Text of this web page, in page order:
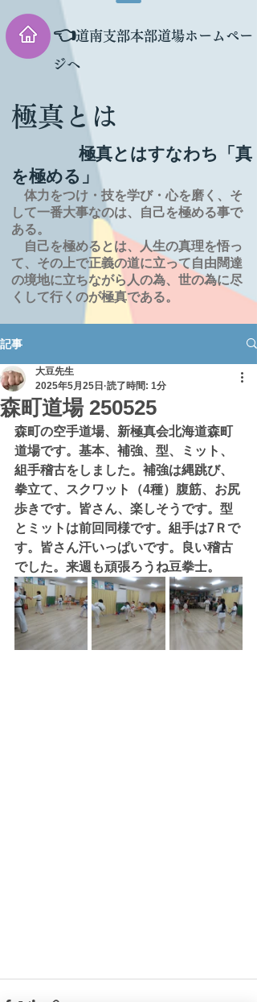
👈道南支部本部道場ホームペー
ジへ
極真とは
極真とはすなわち「真
を極める」
体力をつけ・技を学び・心を磨く、そ
して一番大事なのは、自己を極める事で
ある。
自己を極めるとは、人生の真理を悟っ
て、その上で正義の道に立って自由闊達
の境地に立ちながら人の為、世の為に尽
くして行くのが極真である。
記事
森町道場 250525
大豆先生
2025年5月25日 読了時間: 1分
森町の空手道場、新極真会北海道森町
道場です。基本、補強、型、ミット、
組手稽古をしました。補強は縄跳び、
拳立て、スクワット（4種）腹筋、お尻
歩きです。皆さん、楽しそうです。型
とミットは前回同様です。組手は7Ｒで
す。皆さん汗いっぱいです。良い稽古
でした。来週も頑張ろうね豆拳士。